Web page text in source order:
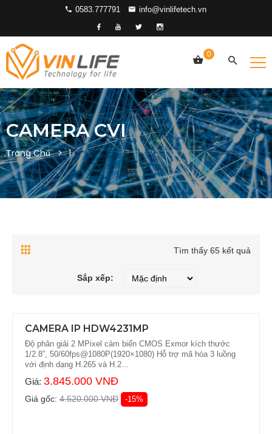
0583.777791 info@vinlifetech.vn
0
CAMERA CVI
Trang Chủ 1
Tìm thấy 65 kết quả
Sắp xếp:
CAMERA IP HDW4231MP
Độ phân giải 2 MPixel cảm biến CMOS Exmor kích thước
1/2.8”, 50/60fps@1080P(1920×1080) Hỗ trợ mã hóa 3 luồng
với định dạng H.265 và H.2...
Giá: 3.845.000 VNĐ
Giá gốc: 4.520.000 VNĐ -15%